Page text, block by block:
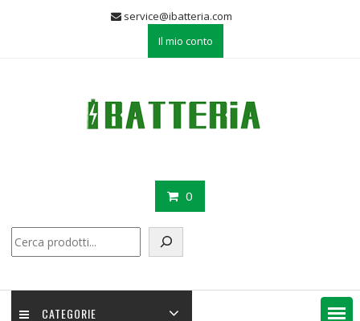
service@ibatteria.com
Il mio conto
0
CATEGORIE